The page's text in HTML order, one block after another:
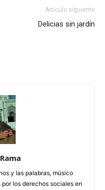
Artículo siguiente
Delicias sin jardín
y las palabras, músico
los derechos sociales en